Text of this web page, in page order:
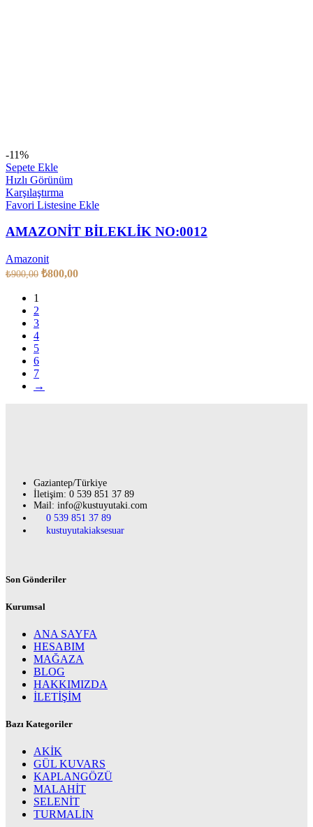
-11%
Sepete Ekle
Hızlı Görünüm
Karşılaştırma
Favori Listesine Ekle
AMAZONİT BİLEKLİK NO:0012
Amazonit
₺900,00 ₺800,00
1
2
3
4
5
6
7
→
Gaziantep/Türkiye
İletişim: 0 539 851 37 89
Mail: info@kustuyutaki.com
0 539 851 37 89
kustuyutakiaksesuar
Son Gönderiler
Kurumsal
ANA SAYFA
HESABIM
MAĞAZA
BLOG
HAKKIMIZDA
İLETİŞİM
Bazı Kategoriler
AKİK
GÜL KUVARS
KAPLANGÖZÜ
MALAHİT
SELENİT
TURMALİN